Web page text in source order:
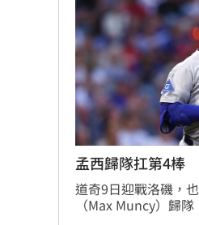
孟西歸隊扛第4棒
3A
道奇9日迎戰洛磯，
（Max Muncy）歸